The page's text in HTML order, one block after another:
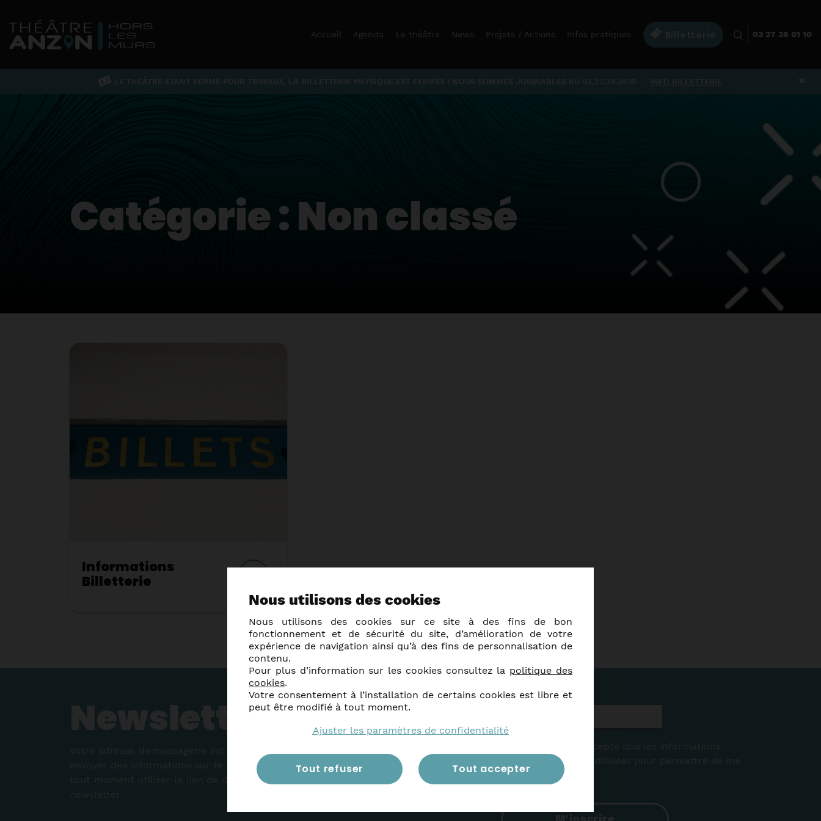
Accueil Agenda Le théâtre News Projets / Actions Infos pratiques Billetterie 03 27 38 01 10
×
LE THÉÂTRE ÉTANT FERMÉ POUR TRAVAUX, LA BILLETTERIE PHYSIQUE EST FERMÉE ! NOUS SOMMES JOIGNABLES AU 03.27.38.01.10 INFO BILLETTERIE
Catégorie :Non classé
Informations
Billetterie
Newsletter
Votre adresse de messagerie est uniquement utilisée pour vous
envoyer des informations sur le théâtre d’Anzin. Vous pouvez à
tout moment utiliser le lien de désabonnement intégré dans la
newsletter.
En soumettant ce formulaire, j'accepte que les informations
saisies dans ce formulaire soient utilisées pour permettre de me
recontacter.
M'inscrire
Nous utilisons des cookies
Nous utilisons des cookies sur ce site à des fins de bon
fonctionnement et de sécurité du site, d’amélioration de votre
expérience de navigation ainsi qu’à des fins de personnalisation de
contenu.
Pour plus d’information sur les cookies consultez la politique des
cookies.
Votre consentement à l’installation de certains cookies est libre et
peut être modifié à tout moment.
Ajuster les paramètres de confidentialité